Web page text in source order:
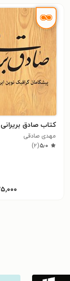
کتاب صادق بریرانی
مهدی صادقی
۵٫۰(۲)